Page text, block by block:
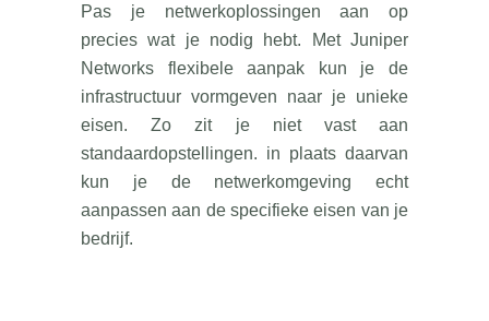
Pas je netwerkoplossingen aan op
precies wat je nodig hebt. Met Juniper
Networks flexibele aanpak kun je de
infrastructuur vormgeven naar je unieke
eisen. Zo zit je niet vast aan
standaardopstellingen. in plaats daarvan
kun je de netwerkomgeving echt
aanpassen aan de specifieke eisen van je
bedrijf.